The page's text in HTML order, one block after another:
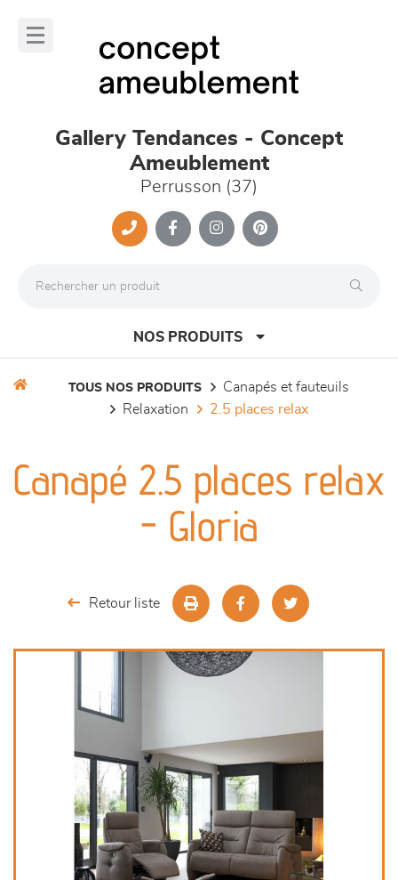
Gallery Tendances - Concept
Ameublement
Perrusson (37)
NOS PRODUITS
séjours
meubles de complément
TOUS NOS PRODUITS
canapés et fauteuils
relaxation
2.5 places relax
Canapé 2.5 places relax
- Gloria
Retour liste